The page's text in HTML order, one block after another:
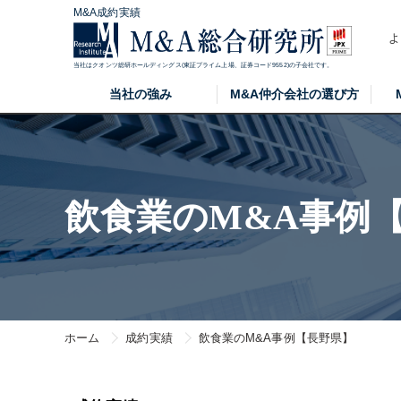
M&A成約実績
当社はクオンツ総研ホールディングス(東証プライム上場、証券コード9552)の子会社です。
当社の強み M&A仲介会社の選び方
飲食業のM&A事例
ホーム 成約実績 飲食業のM&A事例【長野県】